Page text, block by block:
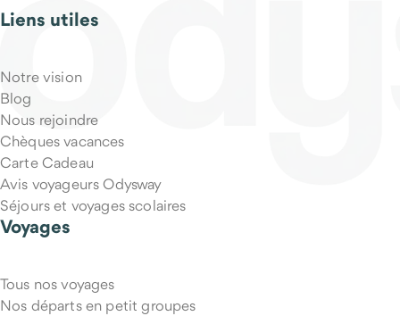
Liens utiles
Notre vision
Blog
Nous rejoindre
Chèques vacances
Carte Cadeau
Avis voyageurs Odysway
Séjours et voyages scolaires
Voyages
Tous nos voyages
Nos départs en petit groupes